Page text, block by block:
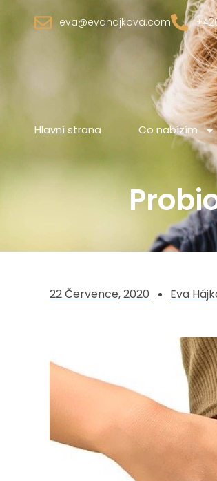
eva@evahajkova.com
Hlavní strana Co nabízím
22 Července, 2020 Eva